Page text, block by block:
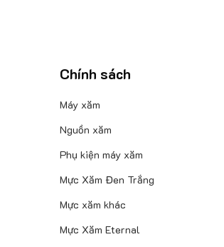
Chính sách
Máy xăm
Nguồn xăm
Phụ kiện máy xăm
Mực Xăm Đen Trắng
Mực xăm khác
Mực Xăm Eternal